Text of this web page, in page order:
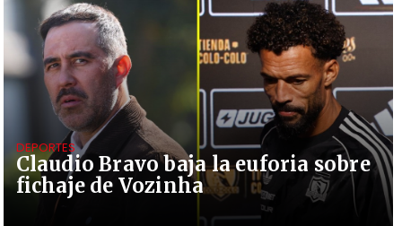
Claudio Bravo baja la euforia sobre
fichaje de Vozinha
DEPORTES